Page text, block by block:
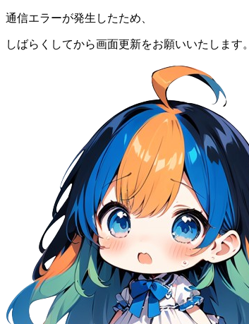
通信エラーが発生したため、
しばらくしてから画面更新をお願いいたします。